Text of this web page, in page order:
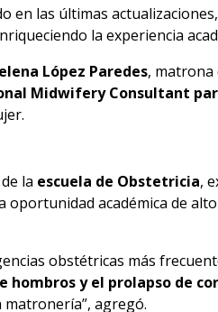
en las últimas
la experiencia
López Paredes, matrona
Midwifery Consultant
la escuela de Obstetricia,
oportunidad académica de
obstétricas más
y el prolapso de
agregó.